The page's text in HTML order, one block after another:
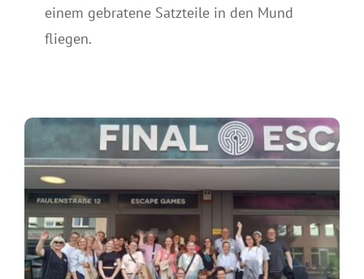
einem gebratene Satzteile in den Mund
fliegen.